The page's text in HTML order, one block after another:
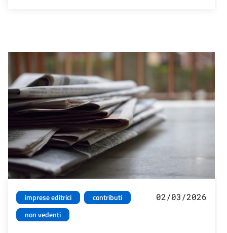
imprese editrici
contributi
non vedenti
02/03/2026